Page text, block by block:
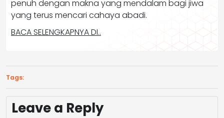
penuh dengan makna yang mendalam bagi jiwa
yang terus mencari cahaya abadi.
BACA SELENGKAPNYA DI..
Tags:
Leave a Reply